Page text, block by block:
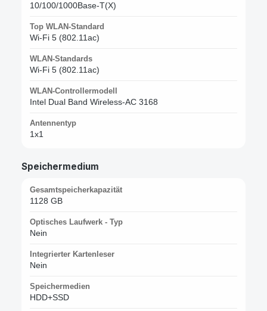
10/100/1000Base-T(X)
Top WLAN-Standard
Wi-Fi 5 (802.11ac)
WLAN-Standards
Wi-Fi 5 (802.11ac)
WLAN-Controllermodell
Intel Dual Band Wireless-AC 3168
Antennentyp
1x1
Speichermedium
Gesamtspeicherkapazität
1128 GB
Optisches Laufwerk - Typ
Nein
Integrierter Kartenleser
Nein
Speichermedien
HDD+SSD